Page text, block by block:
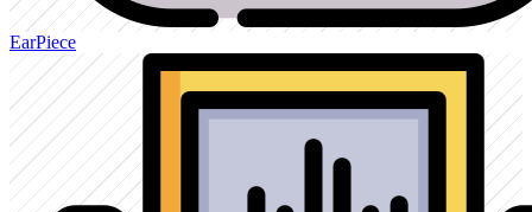
EarPiece